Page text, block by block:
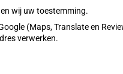
wij uw toestemming.
(Maps, Translate en
verwerken.